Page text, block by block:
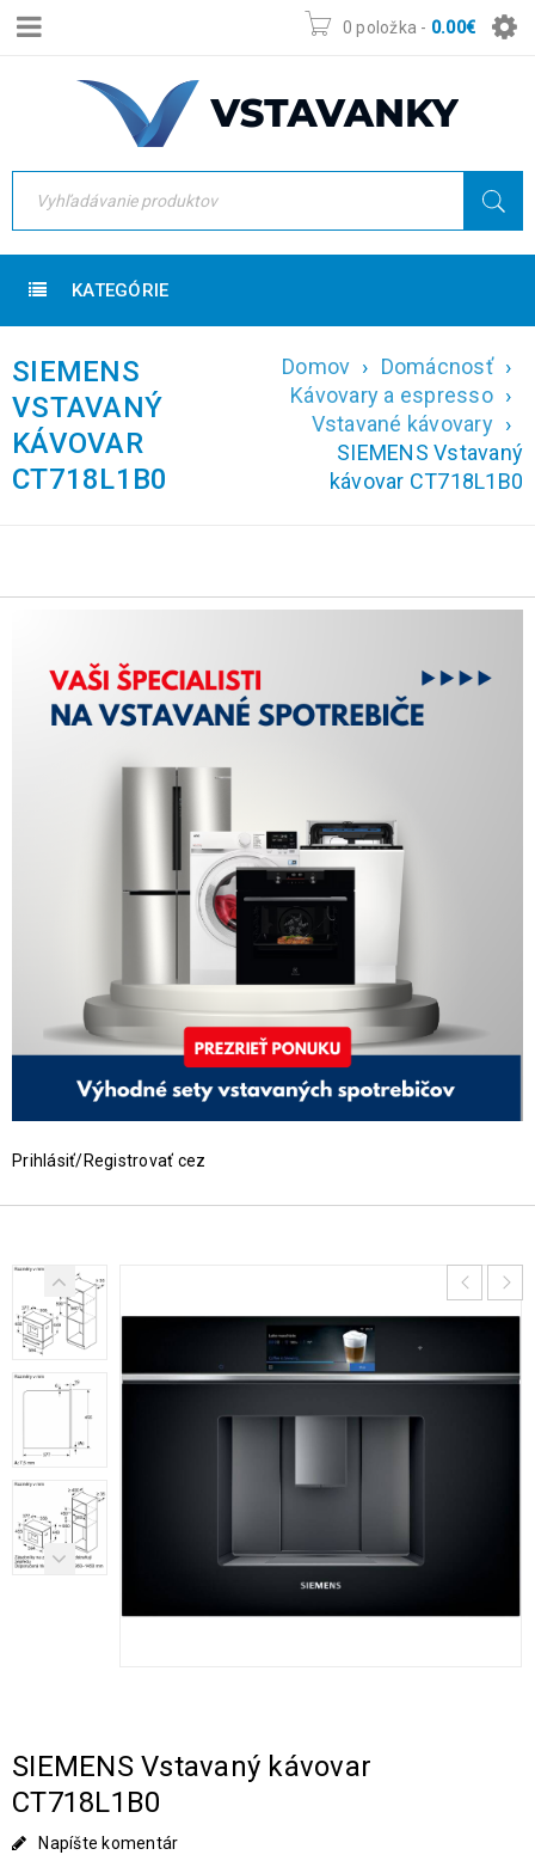
0 položka - 0.00€
KATEGÓRIE
SIEMENS
VSTAVANÝ
KÁVOVAR
CT718L1B0
Domov › Domácnosť ›
Kávovary a espresso ›
Vstavané kávovary ›
SIEMENS Vstavaný
kávovar CT718L1B0
Prihlásiť/Registrovať cez
SIEMENS Vstavaný kávovar
CT718L1B0
Napíšte komentár